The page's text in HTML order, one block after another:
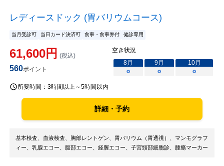
レディースドック (胃バリウムコース)
当月受診可 当日カード決済可 食事・食事券付 健診専用
61,600円 (税込)
560ポイント
空き状況
8月 9月 10月
○
○ ○
所要時間： 3時間以上～5時間以内
詳細・予約
基本検査、血液検査、胸部レントゲン、胃バリウム（胃透視）、マンモグラフ
ィー、乳腺エコー、腹部エコー、経膣エコー、子宮頸部細胞診、腫瘍マーカー